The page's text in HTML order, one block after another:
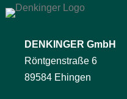
DENKINGER GmbH
Röntgenstraße 6
89584 Ehingen